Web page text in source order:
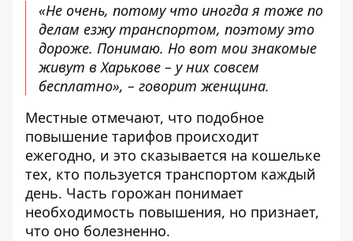
«Не очень, потому что иногда я тоже по
делам езжу транспортом, поэтому это
дороже. Понимаю. Но вот мои знакомые
живут в Харькове – у них совсем
бесплатно», – говорит женщина.
Местные отмечают, что подобное
повышение тарифов происходит
ежегодно, и это сказывается на кошельке
тех, кто пользуется транспортом каждый
день. Часть горожан понимает
необходимость повышения, но признает,
что оно болезненно.